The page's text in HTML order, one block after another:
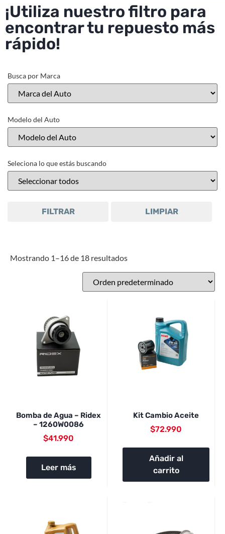
¡Utiliza nuestro filtro para
encontrar tu repuesto más
rápido!
Busca por Marca
Modelo del Auto
Seleciona lo que estás buscando
FILTRAR LIMPIAR
Mostrando 1–16 de 18 resultados
Bomba de Agua – Ridex
– 1260W0086
$41.990
Leer más
Kit Cambio Aceite
$72.990
Añadir al
carrito